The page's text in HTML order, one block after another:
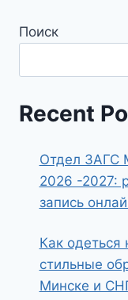
Поиск
Recent
Отдел ЗАГС
2026 -2027:
запись
Как
стильные
Минске и